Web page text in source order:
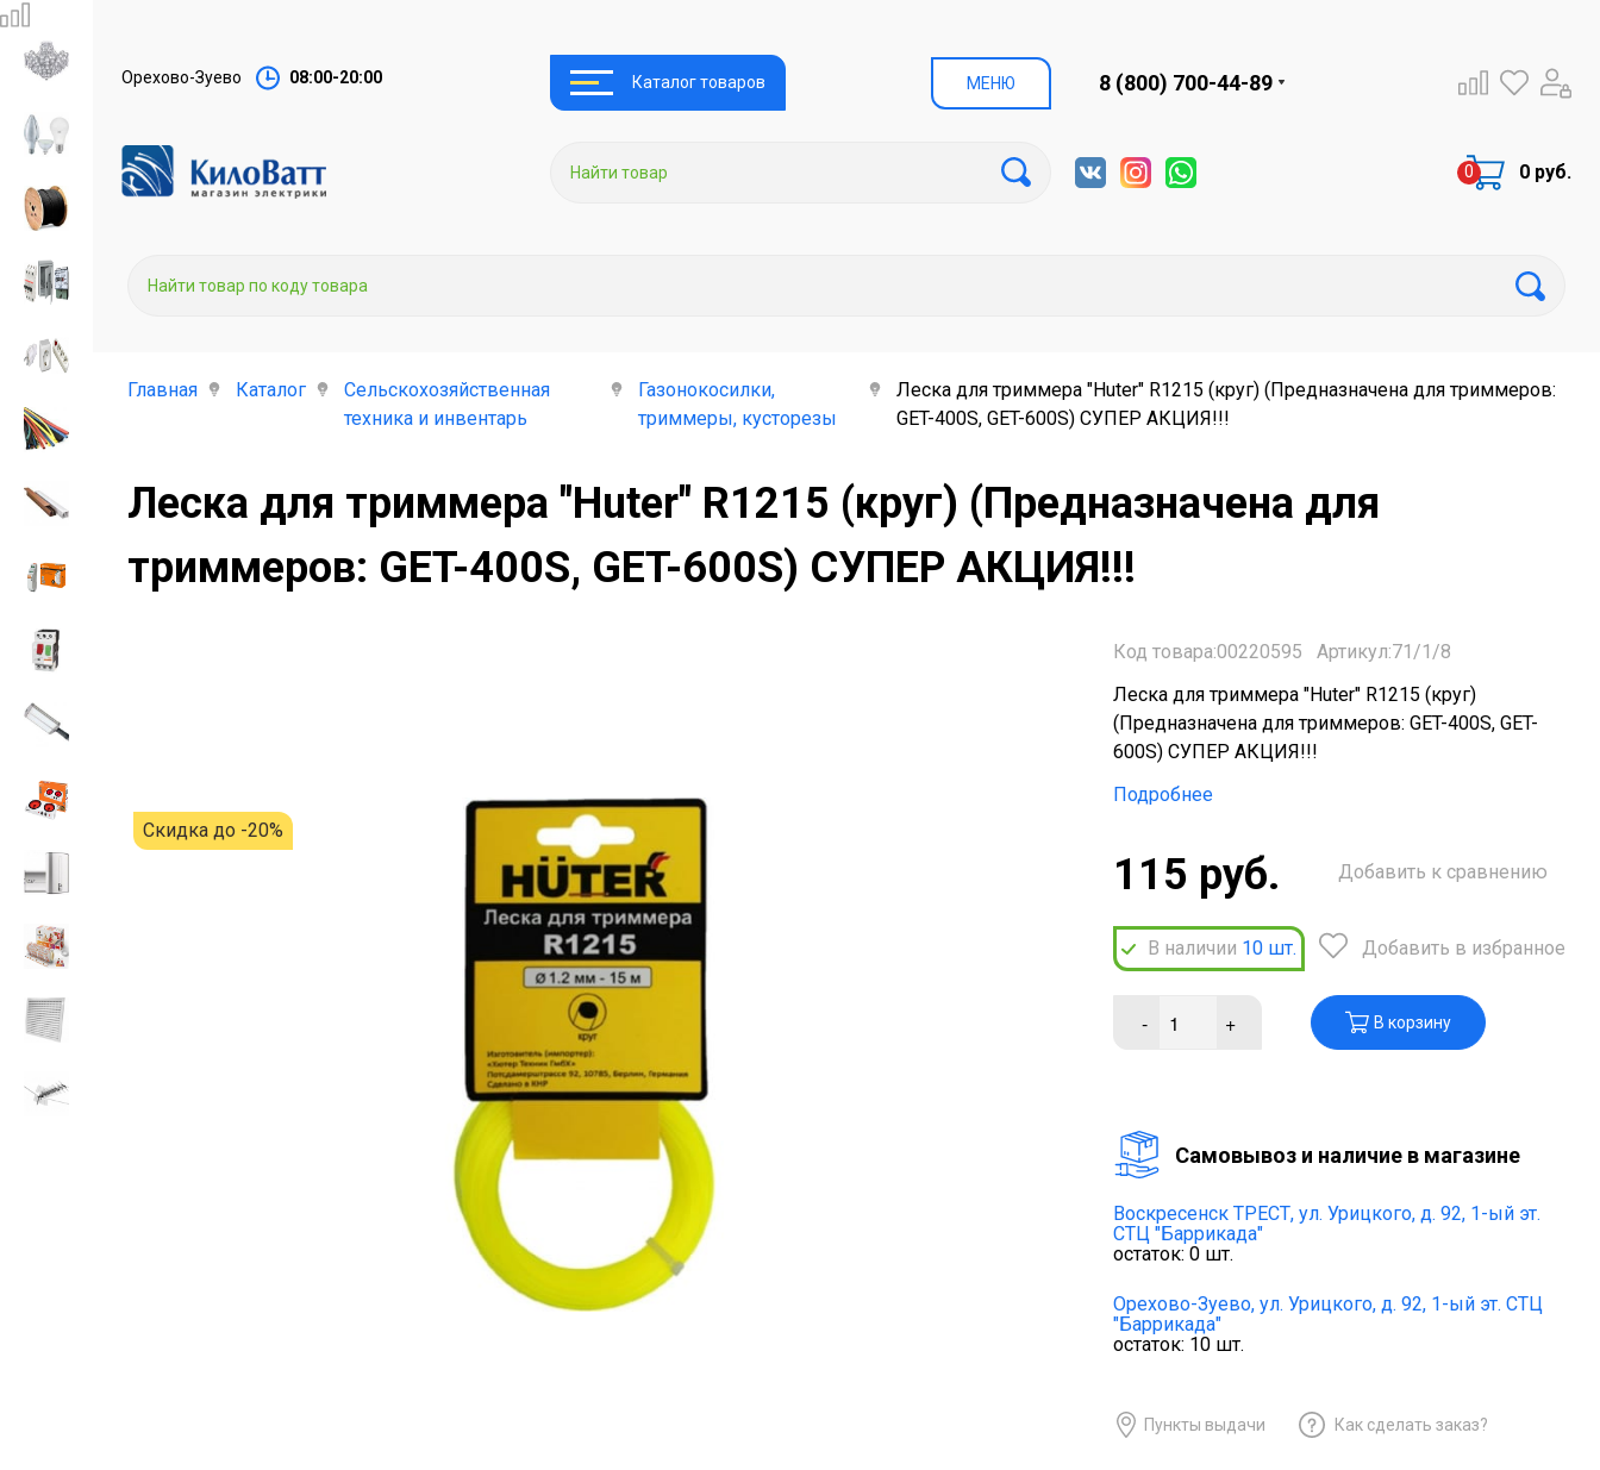
Орехово-Зуево 08:00-20:00 Каталог товаров МЕНЮ 8 (800) 700-44-89
0 руб.
Главная Каталог
Сельскохозяйственная
техника и инвентарь
Газонокосилки,
триммеры, кусторезы
Леска для триммера "Huter" R1215 (круг) (Предназначена для триммеров:
GET-400S, GET-600S) СУПЕР АКЦИЯ!!!
Леска для триммера "Huter" R1215 (круг) (Предназначена для
триммеров: GET-400S, GET-600S) СУПЕР АКЦИЯ!!!
Скидка до -20%
Код товара:00220595
Артикул:71/1/8
Леска для триммера "Huter" R1215 (круг)
(Предназначена для триммеров: GET-400S, GET-
600S) СУПЕР АКЦИЯ!!!
Подробнее
115 руб.
В наличии 10 шт.
Добавить к сравнению
Добавить в избранное
- + В корзину
Cамовывоз и наличие в магазине
Воскресенск ТРЕСТ, ул. Урицкого, д. 92, 1-ый эт.
СТЦ "Баррикада"
остаток: 0 шт.
Орехово-Зуево, ул. Урицкого, д. 92, 1-ый эт. СТЦ
"Баррикада"
остаток: 10 шт.
Пункты выдачи Как сделать заказ?